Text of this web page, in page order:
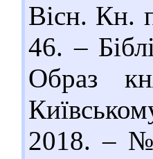
Вісн. Кн.
46. –
Образ
2018. – №